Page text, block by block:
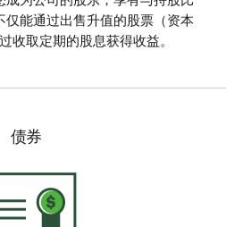
仅能通过出售升值的股票（资本
收取定期的股息获得收益。
债券